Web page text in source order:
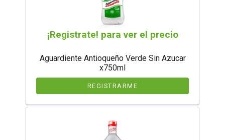
¡Registrate! para ver el precio
Aguardiente Antioqueño Verde Sin Azucar
x750ml
REGISTRARME